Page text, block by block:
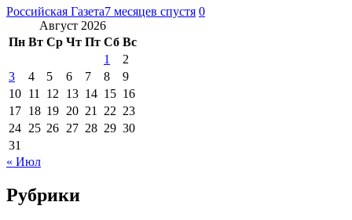
Российская Газета7 месяцев спустя 0
Август 2026
Пн Вт Ср Чт Пт Сб Вс
1
2
3
4 5 6 7 8
9
10 11 12 13 14 15 16
17 18 19 20 21 22 23
24 25 26 27 28 29 30
31
« Июл
Рубрики